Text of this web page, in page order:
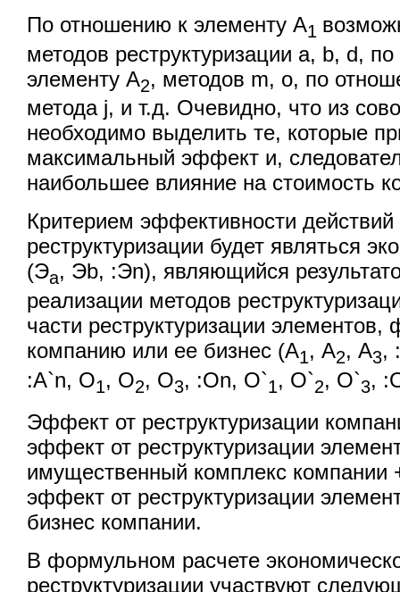
По отношению к элементу А1
методов реструктуризации a, b, d,
элементу А2, методов m, o, по
метода j, и т.д. Очевидно, что из
необходимо выделить те, которые
максимальный эффект и,
наибольшее влияние на стоимость
Критерием эффективности действий
реструктуризации будет являться
(Эa, Эb, :Эn), являющийся
реализации методов
части реструктуризации
компанию или ее бизнес (А1, А2, А3,
:А`n, О1, О2, О3, :Оn, О`1, О`2, О`3,
Эффект от реструктуризации
эффект от реструктуризации
имущественный комплекс компании
эффект от реструктуризации
бизнес компании.
В формульном расчете
реструктуризации участвуют